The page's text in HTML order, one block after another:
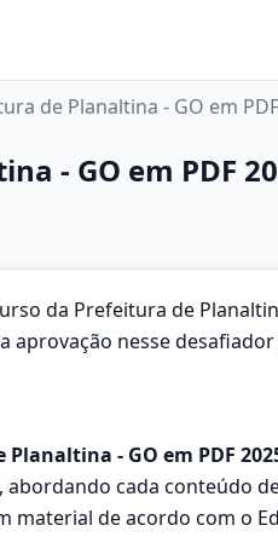
de Planaltina - GO em
- GO em PDF
da Prefeitura de
nesse
- GO em PDF
cada conteúdo
material de acordo com o